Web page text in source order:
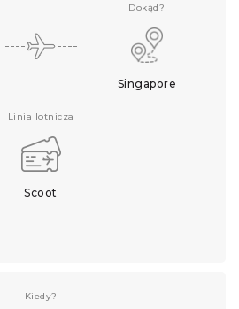
Dokąd?
Singapore
Linia lotnicza
Scoot
Kiedy?